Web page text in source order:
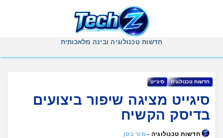
חדשות טכנולוגיה ובינה מלאכותית
‏חדשות ‏טכנולוגיה סיגייט
סיגייט מציגה שיפור ביצועים
בדיסק הקשיח
חדשות טכנולוגיה - מור בסן